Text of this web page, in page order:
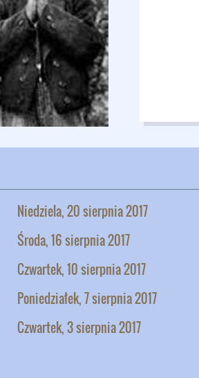
Niedziela, 20 sierpnia 2017
Środa, 16 sierpnia 2017
Czwartek, 10 sierpnia 2017
Poniedziałek, 7 sierpnia 2017
Czwartek, 3 sierpnia 2017